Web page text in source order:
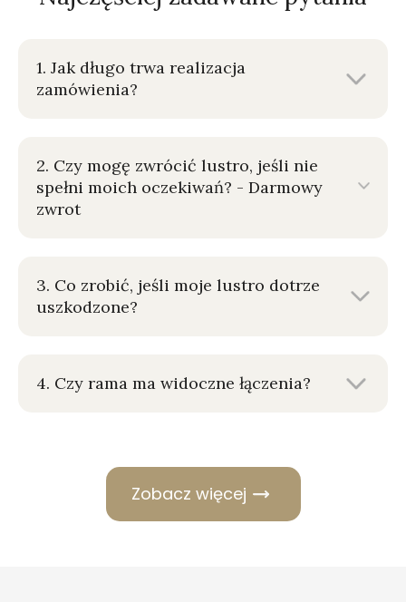
1. Jak długo trwa realizacja
zamówienia?
2. Czy mogę zwrócić lustro, jeśli nie
spełni moich oczekiwań? - Darmowy
zwrot
3. Co zrobić, jeśli moje lustro dotrze
uszkodzone?
4. Czy rama ma widoczne łączenia?
Zobacz więcej